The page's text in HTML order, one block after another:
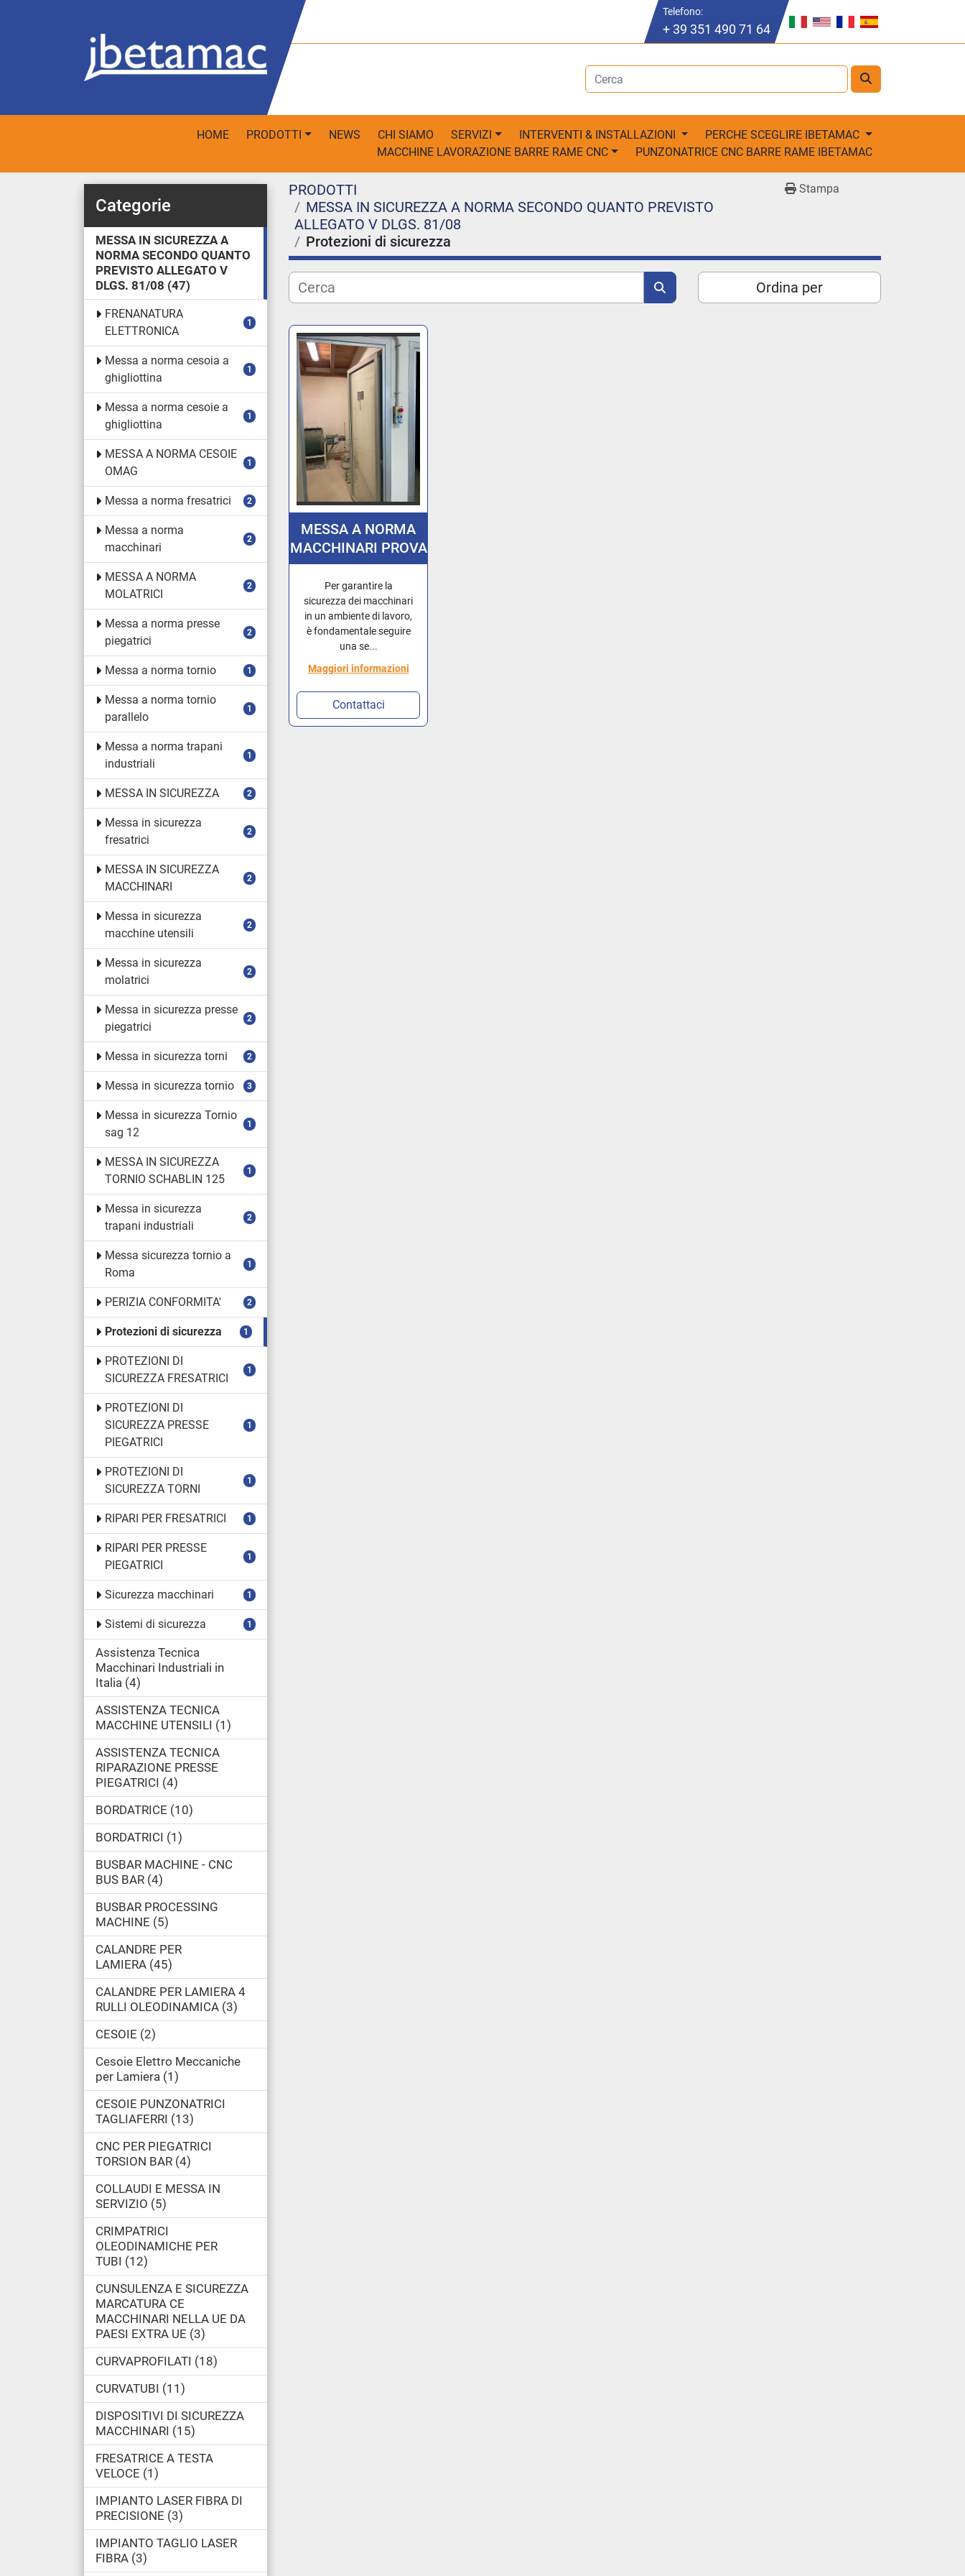
Telefono:
+ 39 351 490 71 64
HOME PRODOTTI NEWS CHI SIAMO SERVIZI INTERVENTI & INSTALLAZIONI
PERCHE SCEGLIRE IBETAMAC
MACCHINE LAVORAZIONE BARRE RAME CNC
PUNZONATRICE CNC BARRE RAME IBETAMAC
Categorie
MESSA IN SICUREZZA A
NORMA SECONDO QUANTO
PREVISTO ALLEGATO V
DLGS. 81/08 47
FRENANATURA
ELETTRONICA
1
Messa a norma cesoia a
ghigliottina
1
Messa a norma cesoie a
ghigliottina
1
MESSA A NORMA CESOIE
OMAG
1
Messa a norma fresatrici 2
Messa a norma
macchinari
2
MESSA A NORMA
MOLATRICI
2
Messa a norma presse
piegatrici
2
Messa a norma tornio 1
Messa a norma tornio
parallelo
1
Messa a norma trapani
industriali
1
MESSA IN SICUREZZA 2
Messa in sicurezza
fresatrici
2
MESSA IN SICUREZZA
MACCHINARI
2
Messa in sicurezza
macchine utensili
2
Messa in sicurezza
molatrici
2
Messa in sicurezza presse
piegatrici
2
Messa in sicurezza torni 2
Messa in sicurezza tornio 3
Messa in sicurezza Tornio
sag 12
1
MESSA IN SICUREZZA
TORNIO SCHABLIN 125
1
Messa in sicurezza
trapani industriali
2
Messa sicurezza tornio a
Roma
1
PERIZIA CONFORMITA' 2
Protezioni di sicurezza 1
PROTEZIONI DI
SICUREZZA FRESATRICI
1
PROTEZIONI DI
SICUREZZA PRESSE
PIEGATRICI
1
PROTEZIONI DI
SICUREZZA TORNI
1
RIPARI PER FRESATRICI 1
RIPARI PER PRESSE
PIEGATRICI
1
Sicurezza macchinari 1
Sistemi di sicurezza 1
Assistenza Tecnica
Macchinari Industriali in
Italia 4
ASSISTENZA TECNICA
MACCHINE UTENSILI
1
ASSISTENZA TECNICA
RIPARAZIONE PRESSE
PIEGATRICI 4
BORDATRICE 10
BORDATRICI
1
BUSBAR MACHINE - CNC
BUS BAR 4
BUSBAR PROCESSING
MACHINE 5
CALANDRE PER
LAMIERA 45
CALANDRE PER LAMIERA 4
RULLI OLEODINAMICA 3
CESOIE 2
Cesoie Elettro Meccaniche
per Lamiera 1
CESOIE PUNZONATRICI
TAGLIAFERRI
13
CNC PER PIEGATRICI
TORSION BAR 4
COLLAUDI E MESSA IN
SERVIZIO 5
CRIMPATRICI
OLEODINAMICHE PER
TUBI
12
CUNSULENZA E SICUREZZA
MARCATURA CE
MACCHINARI NELLA UE DA
PAESI EXTRA UE 3
CURVAPROFILATI
18
CURVATUBI
11
DISPOSITIVI DI SICUREZZA
MACCHINARI
15
FRESATRICE A TESTA
VELOCE 1
IMPIANTO LASER FIBRA DI
PRECISIONE 3
IMPIANTO TAGLIO LASER
FIBRA 3
PRODOTTI
MESSA IN SICUREZZA A NORMA SECONDO QUANTO PREVISTO
ALLEGATO V DLGS. 81/08
Protezioni di sicurezza
Stampa
Ordina per
MESSA A NORMA
MACCHINARI PROVA
SETTORE EDILE.
Per garantire la
sicurezza dei macchinari
in un ambiente di lavoro,
è fondamentale seguire
una se...
Maggiori informazioni
Contattaci